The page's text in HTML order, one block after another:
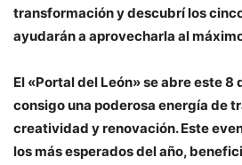
transformación y descubrí los
ayudarán a aprovecharla al
El «Portal del León» se abre este 8
consigo una poderosa energía de
creatividad y renovación. Este
los más esperados del año,